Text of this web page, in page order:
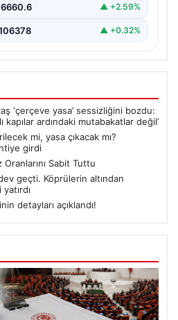
6660.6 ▲ +2.59%
▲ +0.32%
‘çerçeve yasa’ sessizliğini bozdu:
kapılar ardındaki mutabakatlar değil’
mi, yasa çıkacak mı?
girdi
Sabit Tuttu
geçti. Köprülerin altından
detayları açıklandı!